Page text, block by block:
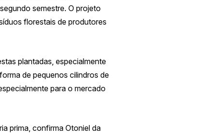
semestre. O projeto
florestais de produtores
plantadas, especialmente
de pequenos cilindros de
para o mercado
prima, confirma Otoniel da